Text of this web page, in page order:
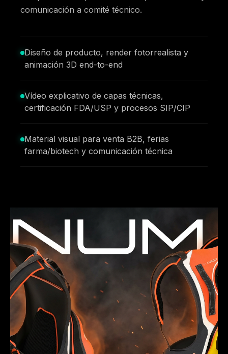
comunicación a comité técnico.
Diseño de producto, render fotorrealista y
animación 3D end-to-end
Vídeo explicativo de capas técnicas,
certificación FDA/USP y procesos SIP/CIP
Material visual para venta B2B, ferias
farma/biotech y comunicación técnica